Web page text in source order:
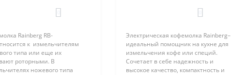
Rainberg RB-
к измельчителям
типа или еще их
роторными. В
ножевого типа
Электрическая кофемолка Rainberg–
идеальный помощник на кухне для
измельчения кофе или специй.
Сочетает в себе надежность и
высокое качество, компактность и